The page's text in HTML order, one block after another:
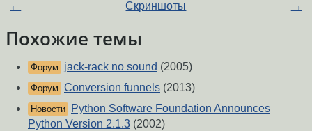
← Скриншоты →
Похожие темы
Форум jack-rack no sound (2005)
Форум Conversion funnels (2013)
Новости
Python Software Foundation Announces
Python Version 2.1.3 (2002)